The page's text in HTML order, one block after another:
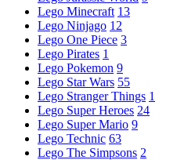
Lego Minecraft 13
Lego Ninjago 12
Lego One Piece 3
Lego Pirates 1
Lego Pokemon 9
Lego Star Wars 55
Lego Stranger Things 1
Lego Super Heroes 24
Lego Super Mario 9
Lego Technic 63
Lego The Simpsons 2